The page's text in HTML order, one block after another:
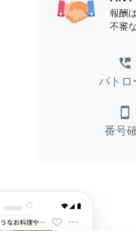
報酬
不審
perm_phone_msg
パトロ
smartphone
番号